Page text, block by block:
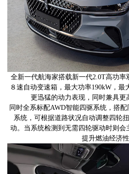
全新一代航海家搭载新一代2.0T高功
８速自动变速箱，最大功率190kW，最
更迅猛的动力表现，同时兼具更
同时全系标配AWD智能四驱系统，搭
系统，可根据道路状况自动调整四轮
动。当系统检测到无需四轮驱动时则会
提升燃油经济性